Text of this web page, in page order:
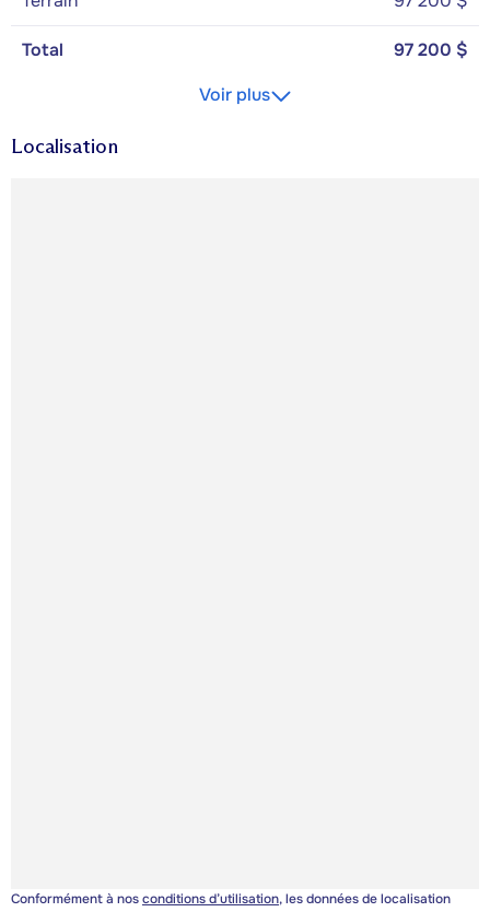
Total
97 200 $
Voir plus
Localisation
Conformément à nosconditions d’utilisation, les données de localisation